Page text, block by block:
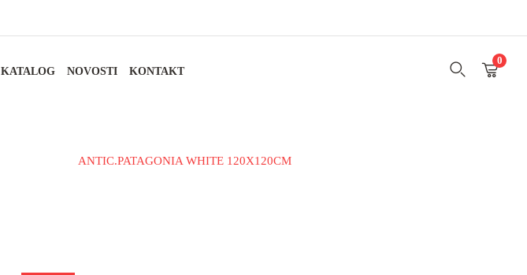
KATALOG NOVOSTI KONTAKT
0
ANTIC.PATAGONIA WHITE 120X120CM